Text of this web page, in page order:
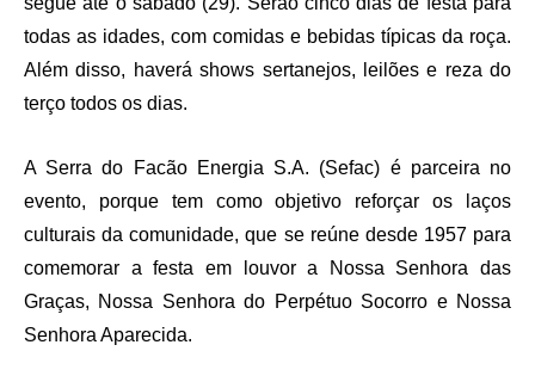
todas as idades, com comidas e bebidas típicas da roça.
Além disso, haverá shows sertanejos, leilões e reza do
terço todos os dias.
A Serra do Facão Energia S.A. (Sefac) é parceira no
evento, porque tem como objetivo reforçar os laços
culturais da comunidade, que se reúne desde 1957 para
comemorar a festa em louvor a Nossa Senhora das
Graças, Nossa Senhora do Perpétuo Socorro e Nossa
Senhora Aparecida.